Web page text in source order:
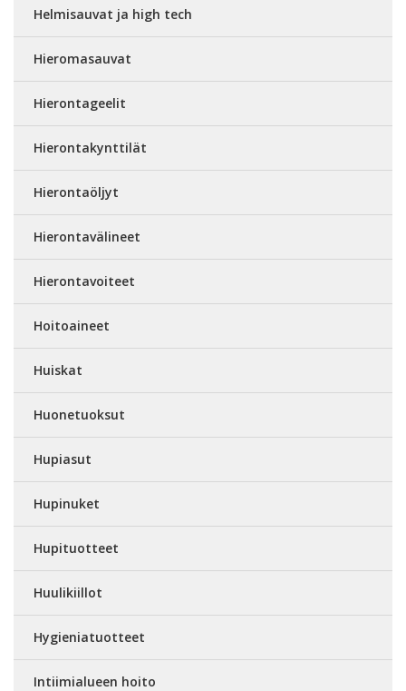
Helmisauvat ja high tech
Hieromasauvat
Hierontageelit
Hierontakynttilät
Hierontaöljyt
Hierontavälineet
Hierontavoiteet
Hoitoaineet
Huiskat
Huonetuoksut
Hupiasut
Hupinuket
Hupituotteet
Huulikiillot
Hygieniatuotteet
Intiimialueen hoito